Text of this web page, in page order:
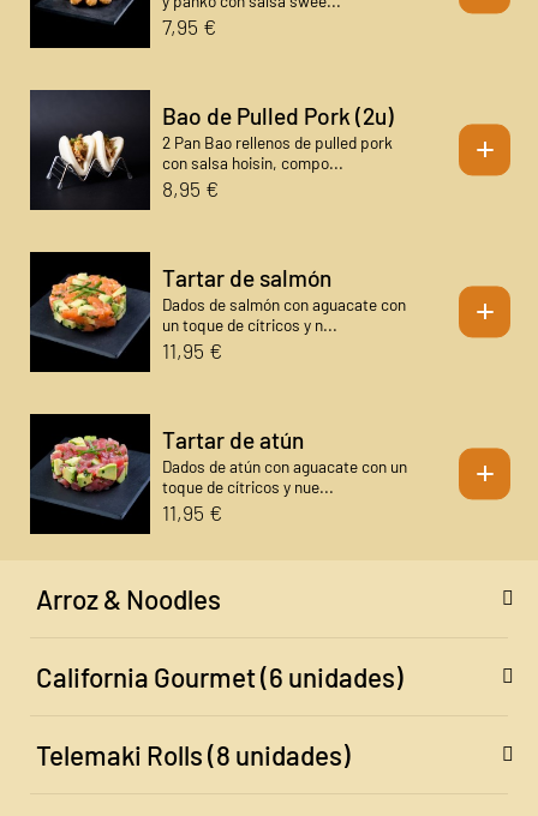
7,95 €
Bao de Pulled Pork (2u)
2 Pan Bao rellenos de pulled pork
con salsa hoisin, compo...
8,95 €
+
Tartar de salmón
Dados de salmón con aguacate con
un toque de cítricos y n...
11,95 €
+
Tartar de atún
Dados de atún con aguacate con un
toque de cítricos y nue...
11,95 €
+
Arroz & Noodles
California Gourmet (6 unidades)
Telemaki Rolls (8 unidades)